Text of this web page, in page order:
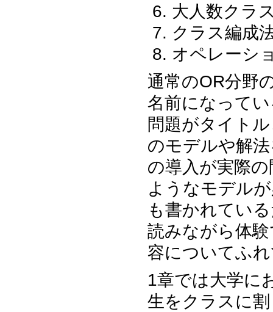
大人数クラ
クラス編成
オペレーシ
通常のOR分野
名前になって
問題がタイト
のモデルや解
の導入が実際
ようなモデル
も書かれてい
読みながら体
容についてふ
1章では大学に
生をクラスに